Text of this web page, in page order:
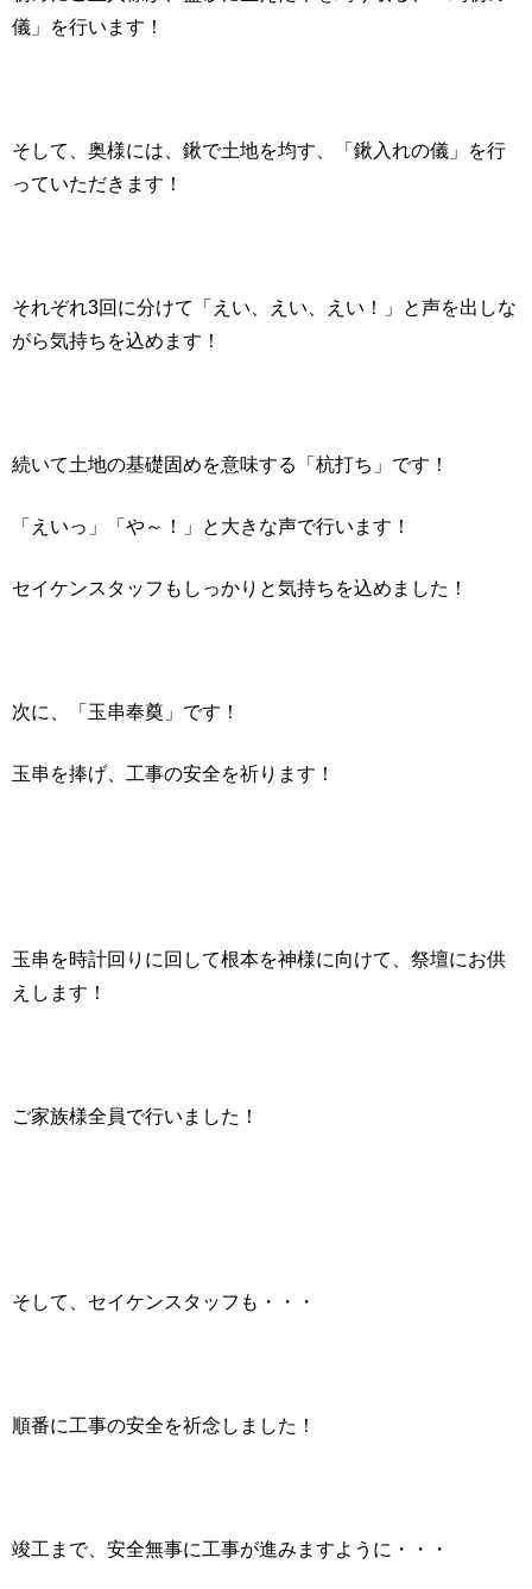
儀」を行います！
そして、奥様には、鍬で土地を均す、「鍬入れの儀」を行
っていただきます！
それぞれ3回に分けて「えい、えい、えい！」と声を出しな
がら気持ちを込めます！
続いて土地の基礎固めを意味する「杭打ち」です！
「えいっ」「や～！」と大きな声で行います！
セイケンスタッフもしっかりと気持ちを込めました！
次に、「玉串奉奠」です！
玉串を捧げ、工事の安全を祈ります！
玉串を時計回りに回して根本を神様に向けて、祭壇にお供
えします！
ご家族様全員で行いました！
そして、セイケンスタッフも・・・
順番に工事の安全を祈念しました！
竣工まで、安全無事に工事が進みますように・・・